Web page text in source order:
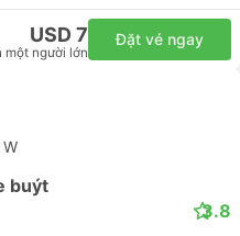
USD 7
một người lớn
Đặt vé ngay
buýt
3.8